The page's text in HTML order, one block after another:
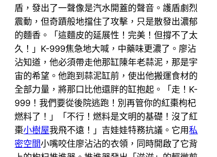
盾，發出了一聲像是汽水開蓋的聲音。護盾劇烈
震動，但奇蹟般地擋住了攻擊，只是散發出濃郁
的麵香。「這麵皮的延展性！完美！但撐不了太
久！」K-999焦急地大喊，中藥味更濃了。廖沾
沾知道，他必須帶走他那缸陳年老蒜泥，那是宇
宙的希望。他跑到蒜泥缸前，使出他搬運食材的
全部力量，將那口比他還胖的缸抱起。「走！K-
999！我們要從後院逃跑！別再管你的紅棗枸杞
燃料了！」「不行！燃料是文明的基礎！沒了紅
棗小樹屋我飛不遠！」吉娃娃特務抗議。它用私
密空間小嘴咬住廖沾沾的衣領，同時開啟了它背